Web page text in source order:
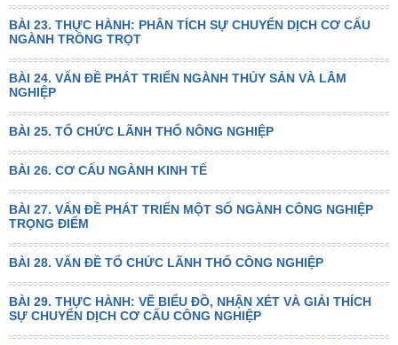
BÀI 23. THỰC HÀNH: PHÂN TÍCH SỰ CHUYỂN DỊCH CƠ CẤU
NGÀNH TRỒNG TRỌT
BÀI 24. VẤN ĐỀ PHÁT TRIỂN NGÀNH THỦY SẢN VÀ LÂM
NGHIỆP
BÀI 25. TỔ CHỨC LÃNH THỔ NÔNG NGHIỆP
BÀI 26. CƠ CẤU NGÀNH KINH TẾ
BÀI 27. VẤN ĐỀ PHÁT TRIỂN MỘT SỐ NGÀNH CÔNG NGHIỆP
TRỌNG ĐIỂM
BÀI 28. VẤN ĐỀ TỔ CHỨC LÃNH THỔ CÔNG NGHIỆP
BÀI 29. THỰC HÀNH: VẼ BIỂU ĐỒ, NHẬN XÉT VÀ GIẢI THÍCH
SỰ CHUYỂN DỊCH CƠ CẤU CÔNG NGHIỆP